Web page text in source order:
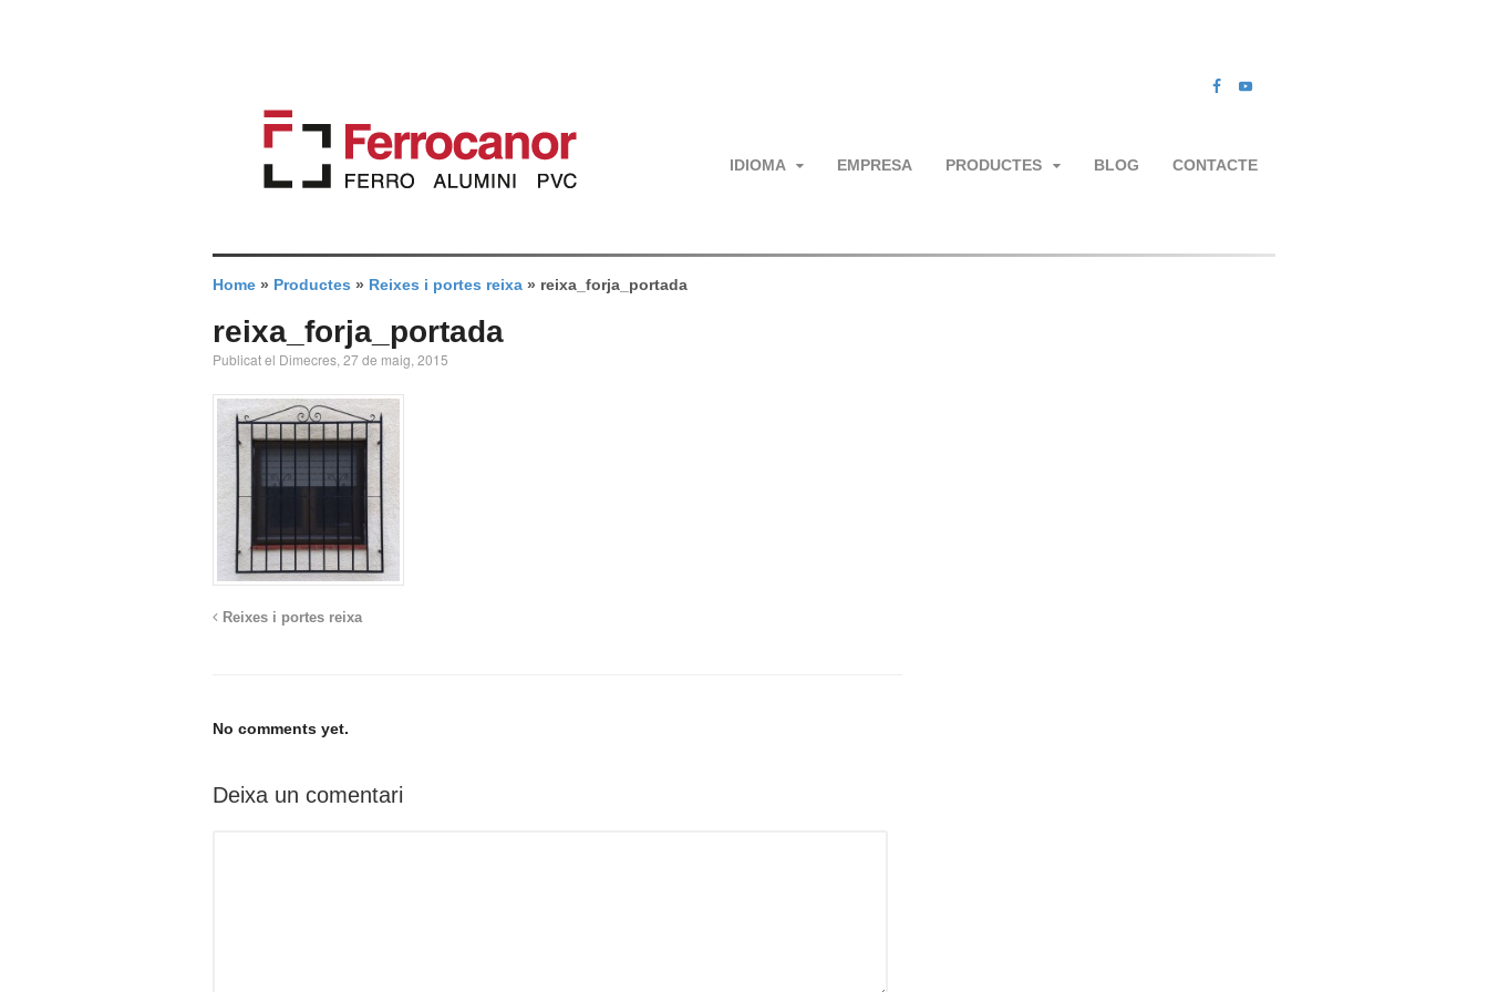
IDIOMA EMPRESA PRODUCTES BLOG CONTACTE
Home » Productes » Reixes i portes reixa » reixa_forja_portada
reixa_forja_portada
Publicat el Dimecres, 27 de maig, 2015
Reixes i portes reixa
No comments yet.
Deixa un comentari